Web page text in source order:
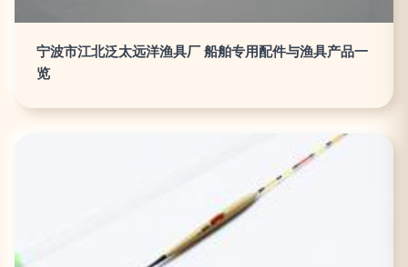
宁波市江北泛太远洋渔具厂 船舶专用配件与渔具产品一
览